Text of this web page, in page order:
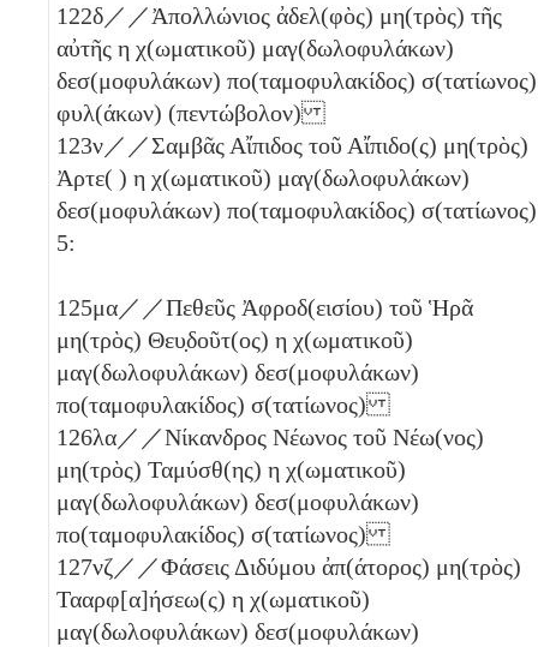
122δ／／Ἀπολλώνιος ἀδελ(φὸς) μη(τρὸς) τῆς
αὐτῆς η χ(ωματικοῦ) μαγ(δωλοφυλάκων)
δεσ(μοφυλάκων) πο(ταμοφυλακίδος) σ(τατίωνος)
φυλ(άκων) (πεντώβολον)
123ν／／Σαμβᾶς Αἴπιδος τοῦ Αἴπιδο(ς) μη(τρὸς)
Ἀρτε( ) η χ(ωματικοῦ) μαγ(δωλοφυλάκων)
δεσ(μοφυλάκων) πο(ταμοφυλακίδος) σ(τατίωνος)
5:
125μα／／Πεθεῦς Ἀφροδ(εισίου) τοῦ Ἡρᾶ
μη(τρὸς) Θευ̣δοῦτ(ος) η χ(ωματικοῦ)
μαγ(δωλοφυλάκων) δεσ(μοφυλάκων)
πο(ταμοφυλακίδος) σ(τατίωνος)
126λα／／Νίκανδρος Νέωνος τοῦ Νέω(νος)
μη(τρὸς) Ταμύσθ(ης) η χ(ωματικοῦ)
μαγ(δωλοφυλάκων) δεσ(μοφυλάκων)
πο(ταμοφυλακίδος) σ(τατίωνος)
127νζ／／Φάσεις Διδύμου ἀπ(άτορος) μη(τρὸς)
Τααρφ[α]ήσεω(ς) η χ(ωματικοῦ)
μαγ(δωλοφυλάκων) δεσ(μοφυλάκων)